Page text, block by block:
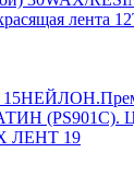
лента 12
15
ЛЕНТ 19